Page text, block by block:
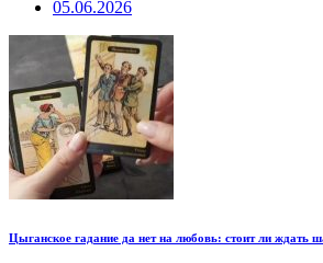
05.06.2026
Цыганское гадание да нет на любовь: стоит ли ждать